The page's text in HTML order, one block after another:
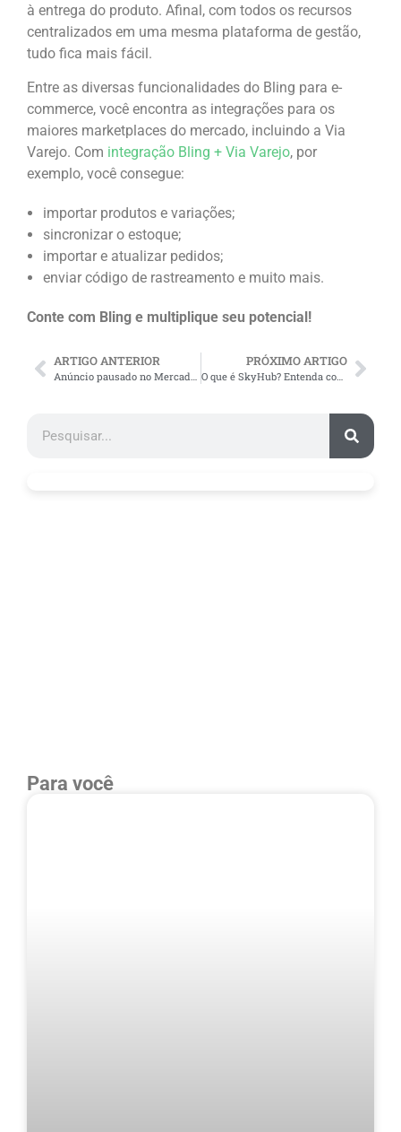
à entrega do produto. Afinal, com todos os recursos
centralizados em uma mesma plataforma de gestão,
tudo fica mais fácil.
Entre as diversas funcionalidades do Bling para e-
commerce, você encontra as integrações para os
maiores marketplaces do mercado, incluindo a Via
Varejo. Com integração Bling + Via Varejo, por
exemplo, você consegue:
importar produtos e variações;
sincronizar o estoque;
importar e atualizar pedidos;
enviar código de rastreamento e muito mais.
Conte com Bling e multiplique seu potencial!
ARTIGO ANTERIOR
Anúncio pausado no Mercado Livre: por que acontece?
PRÓXIMO ARTIGO
O que é SkyHub? Entenda como funciona a plataforma!
Para você